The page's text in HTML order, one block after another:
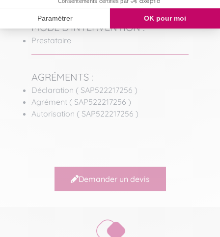
MODE D'INTERVENTION :
Prestataire
AGRÉMENTS :
Déclaration ( SAP522217256 )
Agrément ( SAP522217256 )
Autorisation ( SAP522217256 )
Demander un devis